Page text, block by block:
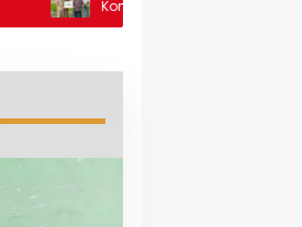
Komitmen Sosial, Salurkan PPM Rp859,4
Juta untuk Masyarakat Lingkar